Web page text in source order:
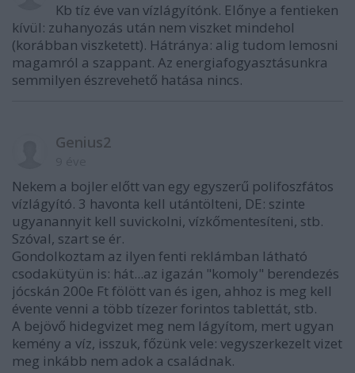
Kb tíz éve van vízlágyítónk. Előnye a fentieken
kívül: zuhanyozás után nem viszket mindehol
(korábban viszketett). Hátránya: alig tudom lemosni
magamról a szappant. Az energiafogyasztásunkra
semmilyen észrevehető hatása nincs.
Genius2
Nekem a bojler előtt van egy egyszerű polifoszfátos
vízlágyító. 3 havonta kell utántölteni, DE: szinte
ugyanannyit kell suvickolni, vízkőmentesíteni, stb.
Szóval, szart se ér.
Gondolkoztam az ilyen fenti reklámban látható
csodakütyün is: hát...az igazán "komoly" berendezés
jócskán 200e Ft fölött van és igen, ahhoz is meg kell
évente venni a több tízezer forintos tablettát, stb.
A bejövő hidegvizet meg nem lágyítom, mert ugyan
kemény a víz, isszuk, főzünk vele: vegyszerkezelt vizet
meg inkább nem adok a családnak.